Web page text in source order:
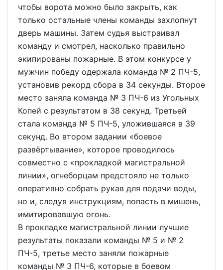
чтобы ворота можно было закрыть, как
только остальные члены команды захлопнут
дверь машины. Затем судья выстраивал
команду и смотрел, насколько правильно
экипированы пожарные. В этом конкурсе у
мужчин победу одержала команда № 2 ПЧ-5,
установив рекорд сбора в 34 секунды. Второе
место заняла команда № 3 ПЧ-6 из Угольных
Копей с результатом в 38 секунд. Третьей
стала команда № 5 ПЧ-5, уложившаяся в 39
секунд. Во втором задании «боевое
развёртывание», которое проводилось
совместно с «прокладкой магистральной
линии», огнеборцам предстояло не только
оперативно собрать рукав для подачи воды,
но и, следуя инструкциям, попасть в мишень,
имитировавшую огонь.
В прокладке магистральной линии лучшие
результаты показали команды № 5 и № 2
ПЧ-5, третье место заняли пожарные
команды № 3 ПЧ-6, которые в боевом